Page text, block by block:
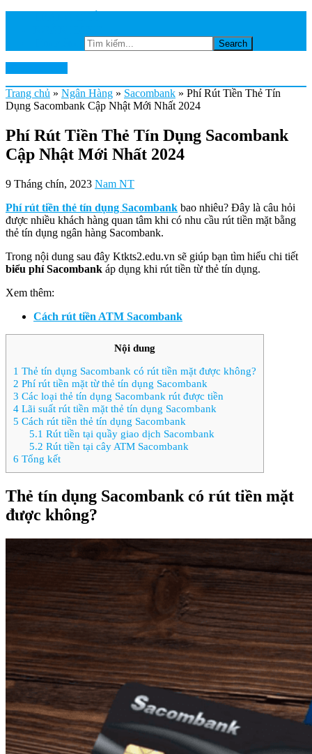
Trang chủ » Ngân Hàng » Sacombank » Phí Rút Tiền Thẻ Tín
Dụng Sacombank Cập Nhật Mới Nhất 2024
Phí Rút Tiền Thẻ Tín Dụng Sacombank
Cập Nhật Mới Nhất 2024
9 Tháng chín, 2023 Nam NT
Phí rút tiền thẻ tín dụng Sacombank bao nhiêu? Đây là câu hỏi
được nhiều khách hàng quan tâm khi có nhu cầu rút tiền mặt bằng
thẻ tín dụng ngân hàng Sacombank.
Trong nội dung sau đây Ktkts2.edu.vn sẽ giúp bạn tìm hiểu chi tiết
biểu phí Sacombank áp dụng khi rút tiền từ thẻ tín dụng.
Xem thêm:
Cách rút tiền ATM Sacombank
Nội dung
1 Thẻ tín dụng Sacombank có rút tiền mặt được không?
2 Phí rút tiền mặt từ thẻ tín dụng Sacombank
3 Các loại thẻ tín dụng Sacombank rút được tiền
4 Lãi suất rút tiền mặt thẻ tín dụng Sacombank
5 Cách rút tiền thẻ tín dụng Sacombank
5.1 Rút tiền tại quầy giao dịch Sacombank
5.2 Rút tiền tại cây ATM Sacombank
6 Tổng kết
Thẻ tín dụng Sacombank có rút tiền mặt
được không?